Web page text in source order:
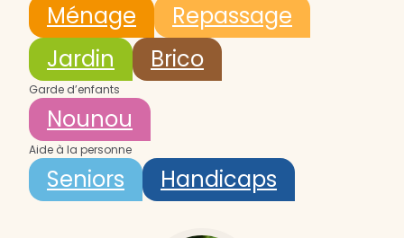
Ménage
Repassage
Jardin
Brico
Garde d’enfants
Nounou
Aide à la personne
Seniors Handicaps